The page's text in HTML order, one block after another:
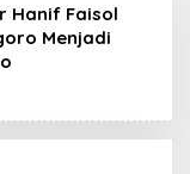
Hanif Faisol
Menjadi